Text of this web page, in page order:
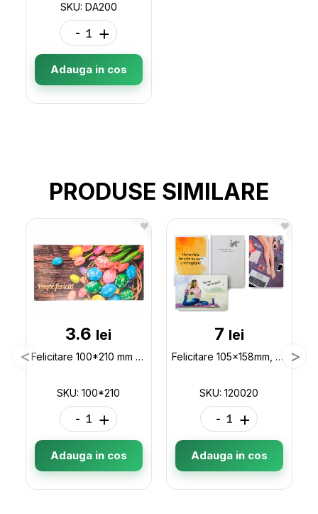
SKU: DA200
- +
Adauga in cos
PRODUSE SIMILARE
3.6 lei
Felicitare 100*210 mm 100*210
SKU: 100*210
- +
Adauga in cos
7 lei
Felicitare 105x158mm, dubla,diverse desene 120020
SKU: 120020
- +
Adauga in cos